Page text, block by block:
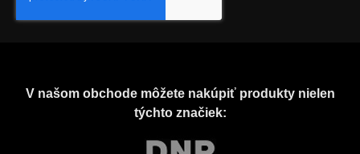
V našom obchode môžete nakúpiť produkty nielen
týchto značiek: